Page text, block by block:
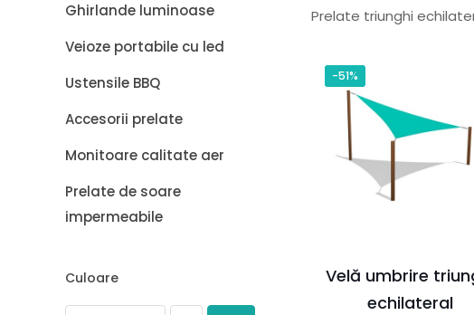
Prelate triunghi
-51%
Velă umbrire
echilateral
Ghirlande luminoase
Veioze portabile cu led
Ustensile BBQ
Accesorii prelate
Monitoare calitate aer
Prelate de soare
impermeabile
Culoare